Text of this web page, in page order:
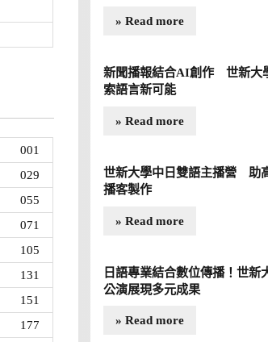
001
029
055
071
105
131
151
177
» Read more
新聞播報結合AI創作 世新大
索語言新可能
» Read more
世新大學中日雙語主播營 助
播客製作
» Read more
日語專業結合數位傳播！世新
公演展現多元成果
» Read more